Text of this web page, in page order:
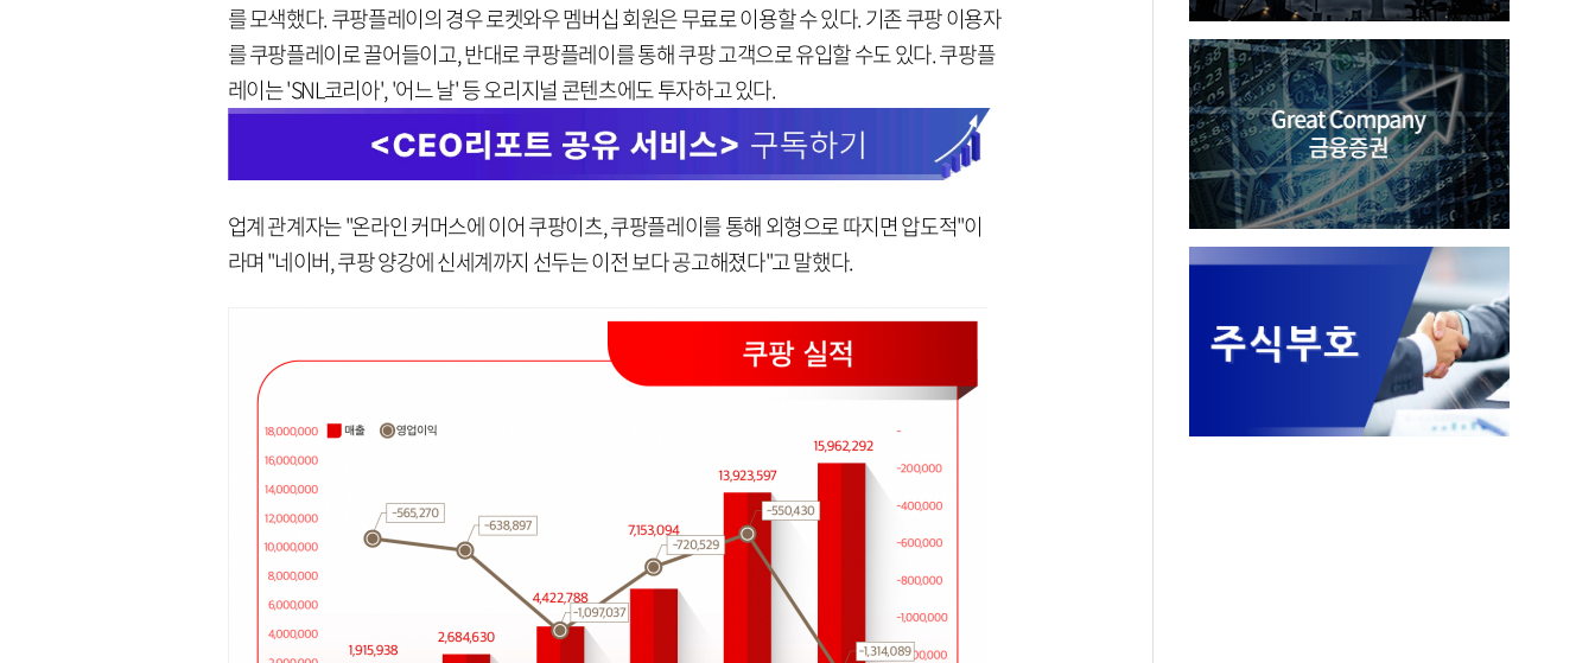
를 모색했다. 쿠팡플레이의 경우 로켓와우 멤버십 회원은 무료로 이용할 수 있다. 기존 쿠팡 이용자
를 쿠팡플레이로 끌어들이고, 반대로 쿠팡플레이를 통해 쿠팡 고객으로 유입할 수도 있다. 쿠팡플
레이는 'SNL코리아', '어느 날' 등 오리지널 콘텐츠에도 투자하고 있다.
업계 관계자는 "온라인 커머스에 이어 쿠팡이츠, 쿠팡플레이를 통해 외형으로 따지면 압도적"이
라며 "네이버, 쿠팡 양강에 신세계까지 선두는 이전 보다 공고해졌다"고 말했다.